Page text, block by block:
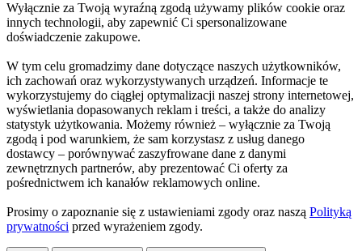
Wyłącznie za Twoją wyraźną zgodą używamy plików cookie oraz
innych technologii, aby zapewnić Ci spersonalizowane
doświadczenie zakupowe.
W tym celu gromadzimy dane dotyczące naszych użytkowników,
ich zachowań oraz wykorzystywanych urządzeń. Informacje te
wykorzystujemy do ciągłej optymalizacji naszej strony internetowej,
wyświetlania dopasowanych reklam i treści, a także do analizy
statystyk użytkowania. Możemy również – wyłącznie za Twoją
zgodą i pod warunkiem, że sam korzystasz z usług danego
dostawcy – porównywać zaszyfrowane dane z danymi
zewnętrznych partnerów, aby prezentować Ci oferty za
pośrednictwem ich kanałów reklamowych online.
Prosimy o zapoznanie się z ustawieniami zgody oraz naszą Polityką
prywatności przed wyrażeniem zgody.